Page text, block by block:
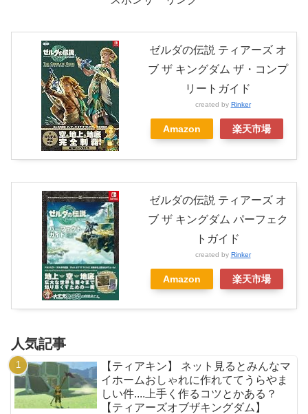
ゼルダの伝説 ティアーズ オ
ブ ザ キングダム ザ・コンプ
リートガイド
created by Rinker
Amazon 楽天市場
ゼルダの伝説 ティアーズ オ
ブ ザ キングダム パーフェク
トガイド
created by Rinker
Amazon 楽天市場
人気記事
【ティアキン】 ネット見るとみんなマ
イホームおしゃれに作れててうらやま
しい件....上手く作るコツとかある？
【ティアーズオブザキングダム】